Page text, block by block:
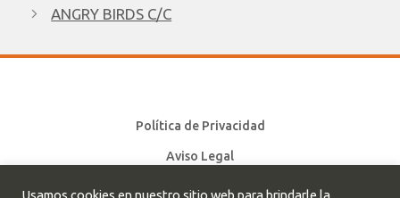
ANGRY BIRDS C/C
Política de Privacidad
Aviso Legal
Política de cookies
Usamos cookies en nuestro sitio web para brindarle la